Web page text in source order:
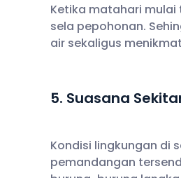
Ketika matahari
sela pepohonan.
air sekaligus
5. Suasana
Kondisi lingkungan di
pemandangan